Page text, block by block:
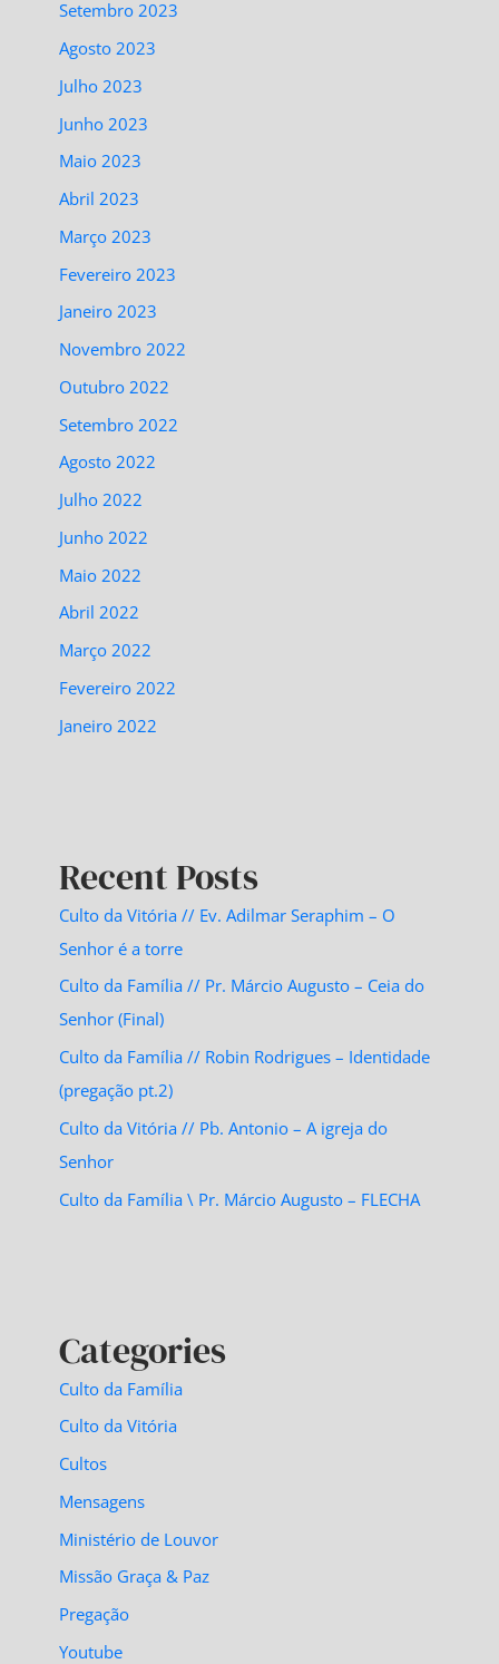
Setembro 2023
Agosto 2023
Julho 2023
Junho 2023
Maio 2023
Abril 2023
Março 2023
Fevereiro 2023
Janeiro 2023
Novembro 2022
Outubro 2022
Setembro 2022
Agosto 2022
Julho 2022
Junho 2022
Maio 2022
Abril 2022
Março 2022
Fevereiro 2022
Janeiro 2022
Recent Posts
Culto da Vitória // Ev. Adilmar Seraphim – O
Senhor é a torre
Culto da Família // Pr. Márcio Augusto – Ceia do
Senhor (Final)
Culto da Família // Robin Rodrigues – Identidade
(pregação pt.2)
Culto da Vitória // Pb. Antonio – A igreja do
Senhor
Culto da Família \ Pr. Márcio Augusto – FLECHA
Categories
Culto da Família
Culto da Vitória
Cultos
Mensagens
Ministério de Louvor
Missão Graça & Paz
Pregação
Youtube